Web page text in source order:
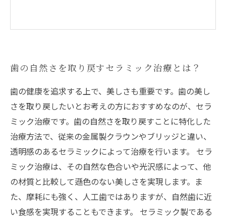
歯の自然さを取り戻すセラミック治療とは？
歯の健康を追求する上で、美しさも重要です。歯の美し
さを取り戻したいとお考えの方におすすめなのが、セラ
ミック治療です。歯の自然さを取り戻すことに特化した
治療方法で、従来の金属製クラウンやブリッジと違い、
透明感のあるセラミックによって治療を行います。 セラ
ミック治療は、その自然な色合いや光沢感によって、他
の材質と比較して遜色のない美しさを実現します。ま
た、摩耗にも強く、人工歯ではありますが、自然歯に近
い食感を実現することもできます。 セラミック製である